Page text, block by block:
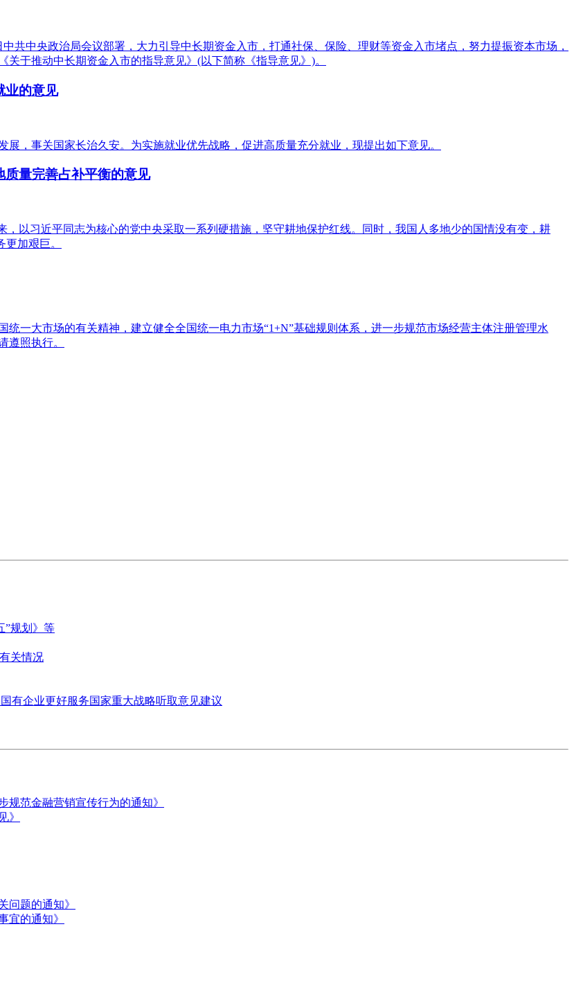
共中央政治局会议部署，大力引导中长期资金入市，打通社保、保险、理财等资金入市堵点，努力提振资本市场，
于推动中长期资金入市的指导意见》(以下简称《指导意见》)。
业的意见
，事关国家长治久安。为实施就业优先战略，促进高质量充分就业，现提出如下意见。
量完善占补平衡的意见
以习近平同志为核心的党中央采取一系列硬措施，坚守耕地保护红线。同时，我国人多地少的国情没有变，耕
加艰巨。
一大市场的有关精神，建立健全全国统一电力市场“1+N”基础规则体系，进一步规范市场经营主体注册管理水
遵照执行。
”规划》等
关情况
有企业更好服务国家重大战略听取意见建议
规范金融营销宣传行为的通知》
》
问题的通知》
宜的通知》